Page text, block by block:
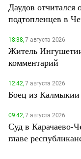
Даудов
подтопленцев в
18:38,7 августа 2026
Житель
комментарий
12:42,7 августа 2026
Боец из
09:42,7 августа 2026
Суд в Карачаево-
главе